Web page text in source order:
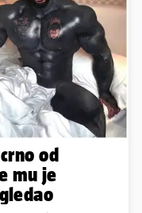
od
mu je